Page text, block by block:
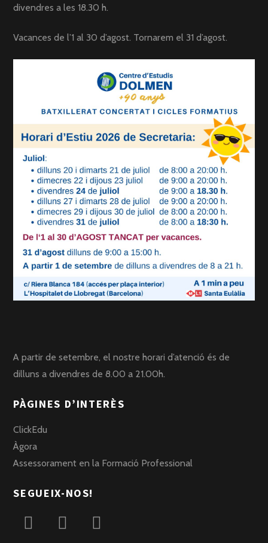
divendres a les 18.30 h.
Vacances de l’1 al 30 d’agost. Tornarem el 31 d’agost.
A partir de setembre, el nostre horari d’atenció és de
dilluns a divendres de 8.00 a 21.00h.
PÀGINES D’INTERÈS
ClickEdu
Àgora
Assessorament en la Formació Professional
SEGUEIX-NOS!